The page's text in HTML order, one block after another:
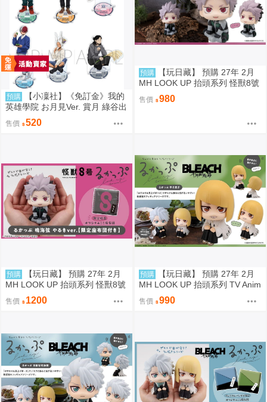
預購
【小凜社】《免訂金》我的
英雄學院 お月見Ver. 賞月 綠谷出
久 爆豪勝己 麗日御茶子 轟焦凍
壓克力立牌 資料夾 貼紙
售價 520
預購
【玩日藏】 預購 27年 2月
MH LOOK UP 抬頭系列 怪獸8號
鳴海弦 戰鬥版 認真 Motivated 抬
頭公仔 代理版
售價 980
預購
【玩日藏】 預購 27年 2月
MH LOOK UP 抬頭系列 怪獸8號
鳴海弦 戰鬥版 認真 Motivated 抬
頭公仔 特典 代理版
售價 1200
預購
【玩日藏】 預購 27年 2月
MH LOOK UP 抬頭系列 TV Anim
e BLEACH 死神 千年血戰篇 平子
真子 抬頭公仔 代理版
售價 990